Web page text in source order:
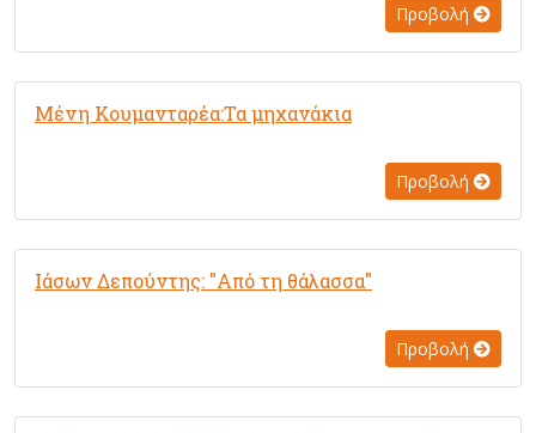
Προβολή
Μένη Κουμανταρέα:Τα μηχανάκια
Προβολή
Ιάσων Δεπούντης: "Από τη θάλασσα"
Προβολή